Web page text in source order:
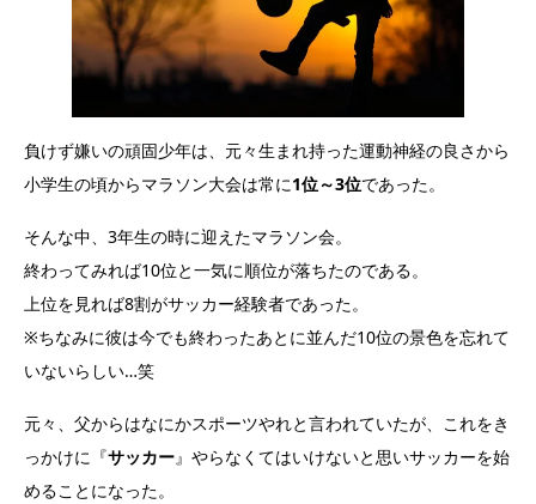
負けず嫌いの頑固少年は、元々生まれ持った運動神経の良さから
小学生の頃からマラソン大会は常に1位～3位であった。
そんな中、3年生の時に迎えたマラソン会。
終わってみれば10位と一気に順位が落ちたのである。
上位を見れば8割がサッカー経験者であった。
※ちなみに彼は今でも終わったあとに並んだ10位の景色を忘れて
いないらしい…笑
元々、父からはなにかスポーツやれと言われていたが、これをき
っかけに『サッカー』やらなくてはいけないと思いサッカーを始
めることになった。